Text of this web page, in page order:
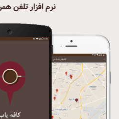
نرم افزار تلفن